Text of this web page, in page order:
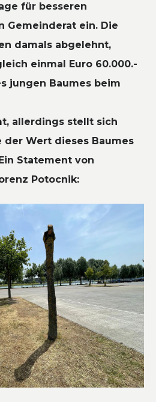
für besseren
Gemeinderat ein. Die
damals abgelehnt,
einmal Euro 60.000.-
jungen Baumes beim
allerdings stellt sich
der Wert dieses Baumes
Statement von
Potocnik: